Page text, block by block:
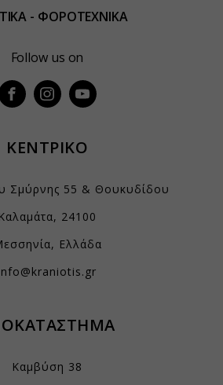
- ΦΟΡΟΤΕΧΝΙΚΑ
Follow us on
ΚΕΝΤΡΙΚΟ
Σμύρνης 55 & Θουκυδίδου
Καλαμάτα, 24100
Ελλάδα
Καμβύση 38